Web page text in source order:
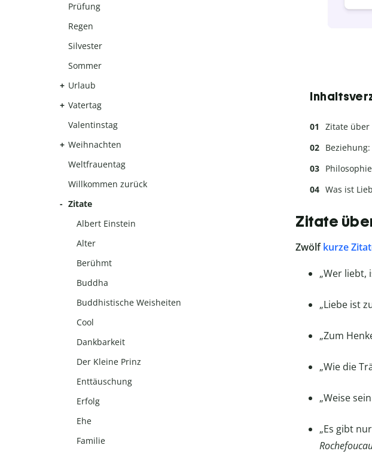
Zitate über
Was ist
Zitate
Zwölfkurze
„Wer liebt,
„Liebe ist
„Zum
„Wie die
„Weise
„Es gibt nur
Prüfung
Regen
Silvester
Sommer
Urlaub
Vatertag
Valentinstag
Weihnachten
Weltfrauentag
Willkommen zurück
Zitate
Albert Einstein
Alter
Berühmt
Buddha
Buddhistische Weisheiten
Cool
Dankbarkeit
Der Kleine Prinz
Enttäuschung
Erfolg
Ehe
Familie